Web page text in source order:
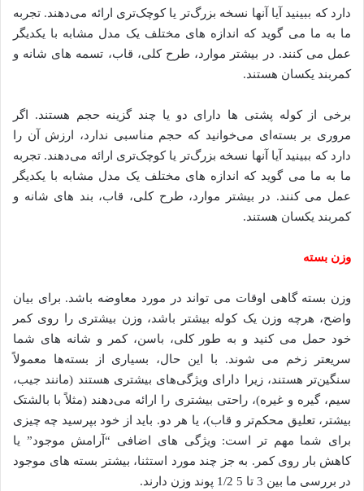
دارد که ببینید آیا آنها نسخه بزرگ‌تر یا کوچک‌تری ارائه می‌دهند. تجربه
ما به ما می گوید که اندازه های مختلف یک مدل مشابه با یکدیگر
عمل می کنند. در بیشتر موارد، طرح کلی، قاب، تسمه های شانه و
کمربند یکسان هستند.
برخی از کوله پشتی ها دارای دو یا چند گزینه حجم هستند. اگر
مروری بر بسته‌ای می‌خوانید که حجم مناسبی ندارد، ارزش آن را
دارد که ببینید آیا آنها نسخه بزرگ‌تر یا کوچک‌تری ارائه می‌دهند. تجربه
ما به ما می گوید که اندازه های مختلف یک مدل مشابه با یکدیگر
عمل می کنند. در بیشتر موارد، طرح کلی، قاب، بند های شانه و
کمربند یکسان هستند.
وزن بسته
وزن بسته گاهی اوقات می تواند در مورد معاوضه باشد. برای بیان
واضح، هرچه وزن یک کوله بیشتر باشد، وزن بیشتری را روی کمر
خود حمل می کنید و به طور کلی، باسن، کمر و شانه های شما
سریعتر زخم می شوند. با این حال، بسیاری از بسته‌ها معمولاً
سنگین‌تر هستند، زیرا دارای ویژگی‌های بیشتری هستند (مانند جیب،
سیم، گیره و غیره)، راحتی بیشتری را ارائه می‌دهند (مثلاً با بالشتک
بیشتر، تعلیق محکم‌تر و قاب)، یا هر دو. باید از خود بپرسید چه چیزی
برای شما مهم تر است: ویژگی های اضافی “آرامش موجود” یا
کاهش بار روی کمر. به جز چند مورد استثنا، بیشتر بسته های موجود
در بررسی ما بین 3 تا 5 1/2 پوند وزن دارند.